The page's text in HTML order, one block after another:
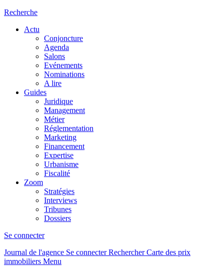
Recherche
Actu
Conjoncture
Agenda
Salons
Evénements
Nominations
A lire
Guides
Juridique
Management
Métier
Réglementation
Marketing
Financement
Expertise
Urbanisme
Fiscalité
Zoom
Stratégies
Interviews
Tribunes
Dossiers
Se connecter
Journal de l'agence Se connecterRechercher Carte des prix
immobiliers Menu